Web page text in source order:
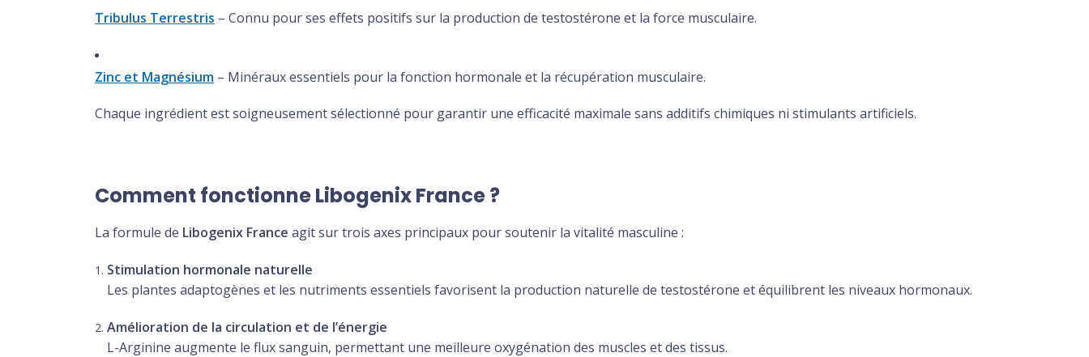
Tribulus Terrestris – Connu pour ses effets positifs sur la production de testostérone et la force musculaire.
Zinc et Magnésium – Minéraux essentiels pour la fonction hormonale et la récupération musculaire.
Chaque ingrédient est soigneusement sélectionné pour garantir une efficacité maximale sans additifs chimiques ni stimulants artificiels.
Comment fonctionne Libogenix France ?
La formule de Libogenix France agit sur trois axes principaux pour soutenir la vitalité masculine :
Stimulation hormonale naturelle
Les plantes adaptogènes et les nutriments essentiels favorisent la production naturelle de testostérone et équilibrent les niveaux hormonaux.
Amélioration de la circulation et de l’énergie
L-Arginine augmente le flux sanguin, permettant une meilleure oxygénation des muscles et des tissus.